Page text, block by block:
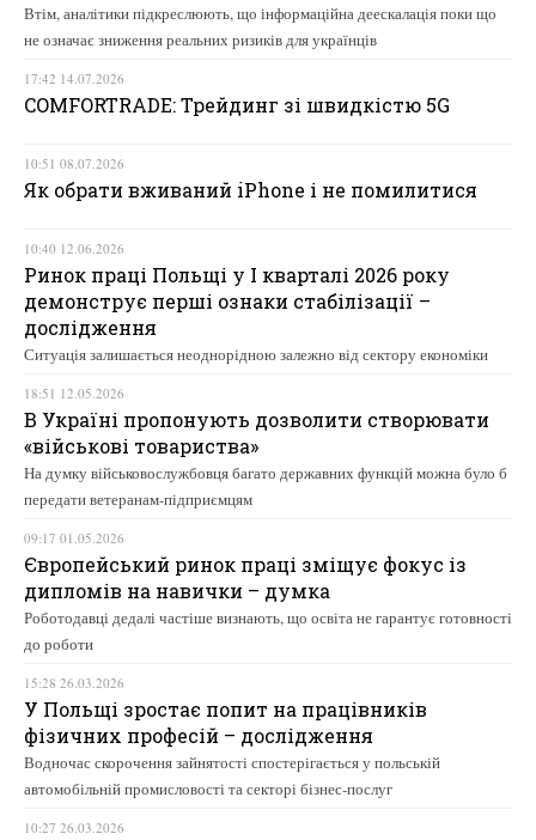
Втім, аналітики підкреслюють, що інформаційна деескалація поки що
не означає зниження реальних ризиків для українців
17:42 14.07.2026
COMFORTRADE: Трейдинг зі швидкістю 5G
10:51 08.07.2026
Як обрати вживаний iPhone і не помилитися
10:40 12.06.2026
Ринок праці Польщі у І кварталі 2026 року
демонструє перші ознаки стабілізації –
дослідження
Ситуація залишається неоднорідною залежно від сектору економіки
18:51 12.05.2026
В Україні пропонують дозволити створювати
«військові товариства»
На думку військовослужбовця багато державних функцій можна було б
передати ветеранам-підприємцям
09:17 01.05.2026
Європейський ринок праці зміщує фокус із
дипломів на навички – думка
Роботодавці дедалі частіше визнають, що освіта не гарантує готовності
до роботи
15:28 26.03.2026
У Польщі зростає попит на працівників
фізичних професій – дослідження
Водночас скорочення зайнятості спостерігається у польській
автомобільній промисловості та секторі бізнес-послуг
10:27 26.03.2026